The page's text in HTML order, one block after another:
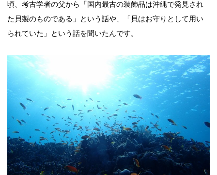
頃、考古学者の父から「国内最古の装飾品は沖縄で発見され
た貝製のものである」という話や、「貝はお守りとして用い
られていた」という話を聞いたんです。